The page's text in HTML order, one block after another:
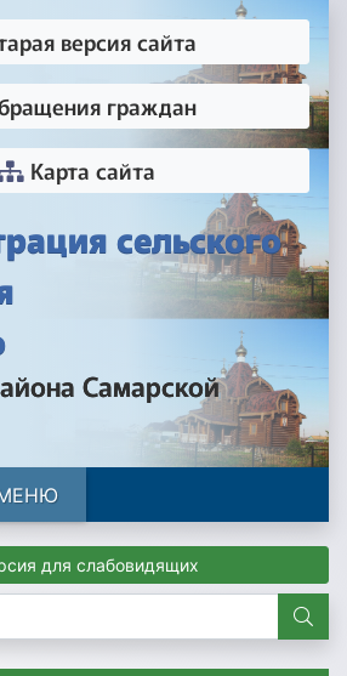
сельского
Самарской
версия сайта
граждан
Карта сайта
для слабовидящих